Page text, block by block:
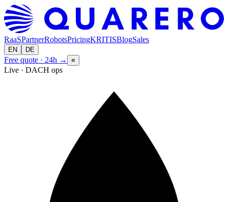
RaaSPartnerRobotsPricingKRITISBlogSales
EN DE
Free quote · 24h → ≡
Live · DACH ops